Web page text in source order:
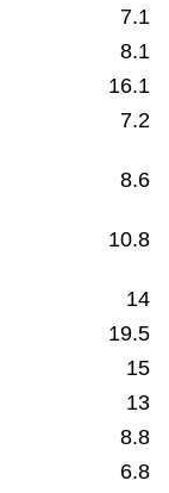
7.1
8.1
16.1
7.2
8.6
10.8
14
19.5
15
13
8.8
6.8